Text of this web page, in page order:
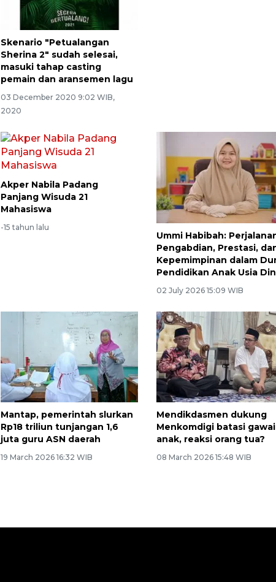
Skenario "Petualangan
Sherina 2" sudah selesai,
masuki tahap casting
pemain dan aransemen lagu
03 December 2020 9:02 WIB,
2020
Akper Nabila Padang
Panjang Wisuda 21
Mahasiswa
-15 tahun lalu
Ummi Habibah:
Pengabdian, Prestasi,
Kepemimpinan dalam
Pendidikan Anak Usia
02 July 2026 15:09 WIB
Mantap, pemerintah slurkan
Rp18 triliun tunjangan 1,6
juta guru ASN daerah
19 March 2026 16:32 WIB
Mendikdasmen dukung
Menkomdigi batasi gawai
anak, reaksi orang tua?
08 March 2026 15:48 WIB
Penggantian konstruksi
05 August 2026 10:35 WIB